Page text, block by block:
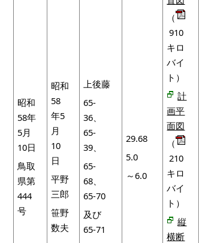
昭和
58年
5月
10日
鳥取
県第
444
号
昭和
58
年5
月
10
日
平野
三郎
笹野
数夫
上後藤
65-
36、
65-
39、
65-
68、
65-70
及び
65-71
29.68
5.0
～6.0
（
910
キロ
バイ
ト）
計
画平
面図
（
210
キロ
バイ
ト）
縦
横断